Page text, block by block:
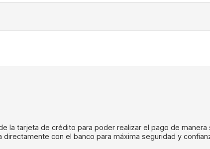
la tarjeta de crédito para poder realizar el pago de manera
con el banco para máxima seguridad y